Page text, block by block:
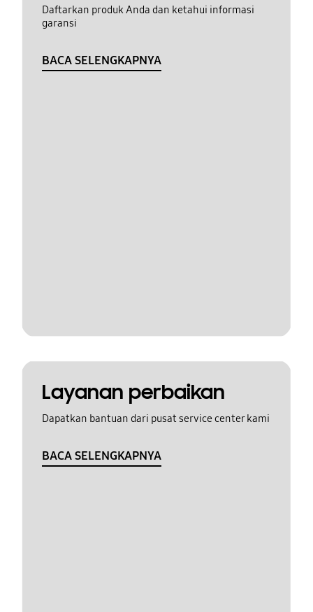
Daftarkan produk Anda dan ketahui informasi
garansi
BACA SELENGKAPNYA
Layanan perbaikan
Dapatkan bantuan dari pusat service center kami
BACA SELENGKAPNYA